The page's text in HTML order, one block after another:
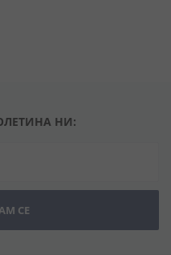
НИ:
СЕ